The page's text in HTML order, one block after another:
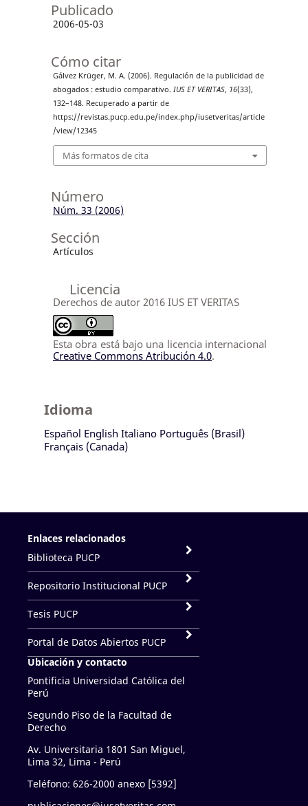
Publicado
2006-05-03
Cómo citar
Gálvez Krüger, M. A. (2006). Regulación de la publicidad de
abogados : estudio comparativo. IUS ET VERITAS, 16(33),
132–148. Recuperado a partir de
https://revistas.pucp.edu.pe/index.php/iusetveritas/article
/view/12345
Más formatos de cita
Número
Núm. 33 (2006)
Sección
Artículos
Licencia
Derechos de autor 2016 IUS ET VERITAS
Esta obra está bajo una licencia internacional
Creative Commons Atribución 4.0.
Idioma
Español English Italiano Português (Brasil)
Français (Canada)
Enlaces relacionados
Biblioteca PUCP
Repositorio Institucional PUCP
Tesis PUCP
Portal de Datos Abiertos PUCP
Ubicación y contacto
Pontificia Universidad Católica del
Perú
Segundo Piso de la Facultad de
Derecho
Av. Universitaria 1801 San Miguel,
Lima 32, Lima - Perú
Teléfono: 626-2000 anexo [5392]